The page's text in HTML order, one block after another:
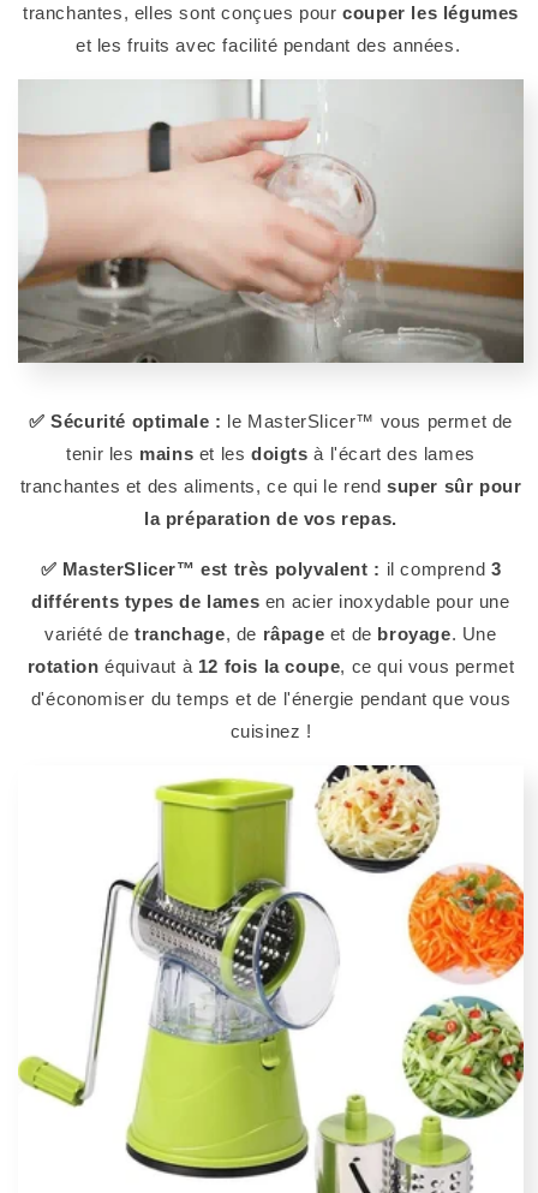
tranchantes, elles sont conçues pourcouper les légumes
et les fruits avec facilité pendant des années.
✅ Sécurité optimale : le MasterSlicer™ vous permet de
tenir les mains et lesdoigts à l'écart des lames
tranchantes et des aliments, ce qui le rend super sûr pour
la préparation de vos repas.
✅ MasterSlicer™ est très polyvalent : il comprend 3
différents types de lames en acier inoxydable pour une
variété detranchage, de râpage et de broyage. Une
rotation équivaut à 12 fois la coupe, ce qui vous permet
d'économiser du temps et de l'énergie pendant que vous
cuisinez !